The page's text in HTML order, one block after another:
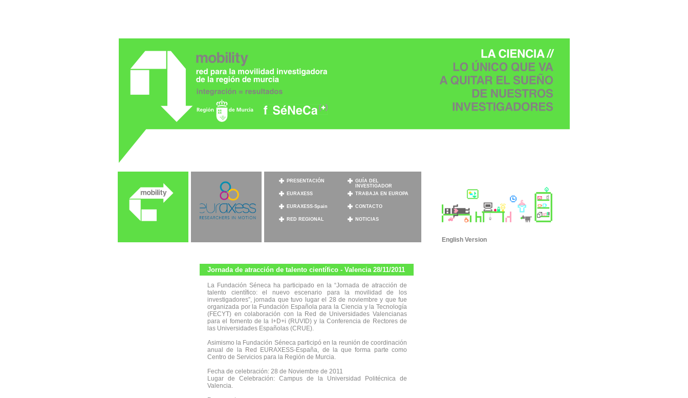
PRESENTACIÓN
GUÍA DEL
INVESTIGADOR
EURAXESS
TRABAJA EN EUROPA
EURAXESS-Spain CONTACTO
RED REGIONAL NOTICIAS
English Version
Jornada de atracción de talento científico - Valencia 28/11/2011
La Fundación Séneca ha participado en la “Jornada de atracción de
talento científico: el nuevo escenario para la movilidad de los
investigadores”, jornada que tuvo lugar el 28 de noviembre y que fue
organizada por la Fundación Española para la Ciencia y la Tecnología
(FECYT) en colaboración con la Red de Universidades Valencianas
para el fomento de la I+D+i (RUVID) y la Conferencia de Rectores de
las Universidades Españolas (CRUE).
Asimismo la Fundación Séneca participó en la reunión de coordinación
anual de la Red EURAXESS-España, de la que forma parte como
Centro de Servicios para la Región de Murcia.
Fecha de celebración: 28 de Noviembre de 2011
Lugar de Celebración: Campus de la Universidad Politécnica de
Valencia.